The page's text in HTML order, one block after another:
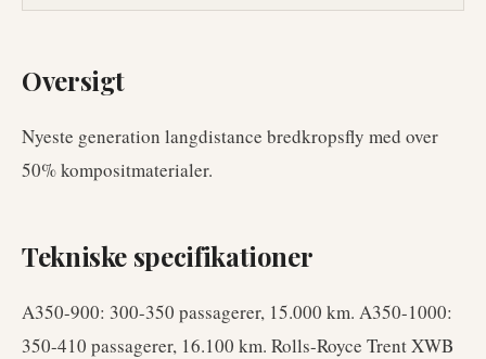
Oversigt
Nyeste generation langdistance bredkropsfly med over
50% kompositmaterialer.
Tekniske specifikationer
A350-900: 300-350 passagerer, 15.000 km. A350-1000:
350-410 passagerer, 16.100 km. Rolls-Royce Trent XWB